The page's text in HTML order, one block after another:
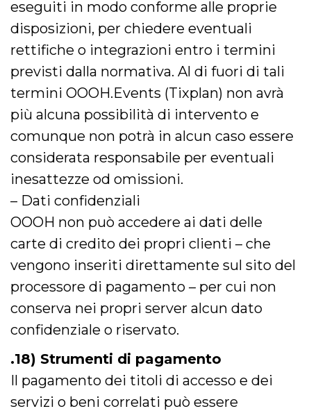
eseguiti in modo conforme alle proprie
disposizioni, per chiedere eventuali
rettifiche o integrazioni entro i termini
previsti dalla normativa. Al di fuori di tali
termini OOOH.Events (Tixplan) non avrà
più alcuna possibilità di intervento e
comunque non potrà in alcun caso essere
considerata responsabile per eventuali
inesattezze od omissioni.
– Dati confidenziali
OOOH non può accedere ai dati delle
carte di credito dei propri clienti – che
vengono inseriti direttamente sul sito del
processore di pagamento – per cui non
conserva nei propri server alcun dato
confidenziale o riservato.
.18) Strumenti di pagamento
Il pagamento dei titoli di accesso e dei
servizi o beni correlati può essere